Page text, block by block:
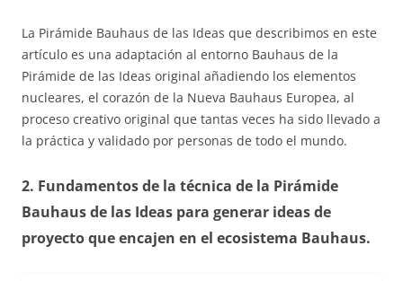
La Pirámide Bauhaus de las Ideas que describimos en este
artículo es una adaptación al entorno Bauhaus de la
Pirámide de las Ideas original añadiendo los elementos
nucleares, el corazón de la Nueva Bauhaus Europea, al
proceso creativo original que tantas veces ha sido llevado a
la práctica y validado por personas de todo el mundo.
2. Fundamentos de la técnica de la Pirámide
Bauhaus de las Ideas para generar ideas de
proyecto que encajen en el ecosistema Bauhaus.